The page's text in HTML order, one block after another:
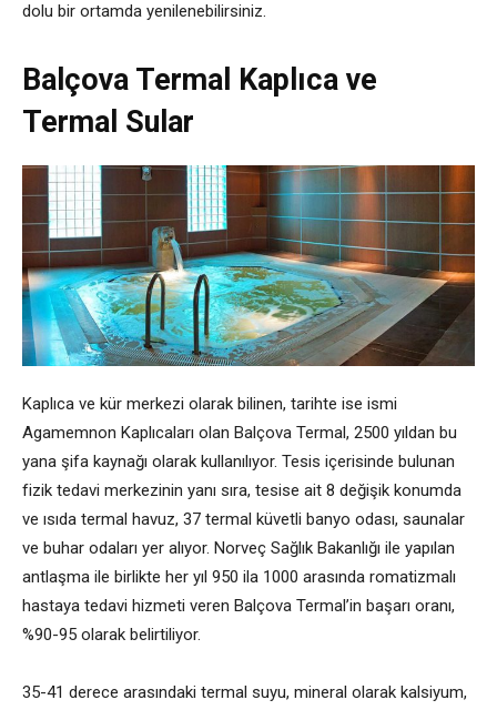
dolu bir ortamda yenilenebilirsiniz.
Balçova Termal Kaplıca ve
Termal Sular
Kaplıca ve kür merkezi olarak bilinen, tarihte ise ismi
Agamemnon Kaplıcaları olan Balçova Termal, 2500 yıldan bu
yana şifa kaynağı olarak kullanılıyor. Tesis içerisinde bulunan
fizik tedavi merkezinin yanı sıra, tesise ait 8 değişik konumda
ve ısıda termal havuz, 37 termal küvetli banyo odası, saunalar
ve buhar odaları yer alıyor. Norveç Sağlık Bakanlığı ile yapılan
antlaşma ile birlikte her yıl 950 ila 1000 arasında romatizmalı
hastaya tedavi hizmeti veren Balçova Termal’in başarı oranı,
%90-95 olarak belirtiliyor.
35-41 derece arasındaki termal suyu, mineral olarak kalsiyum,